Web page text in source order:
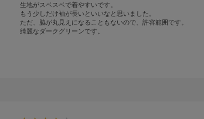
生地がスベスベで着やすいです。
もう少しだけ袖が長いといいなと思いました。
ただ、脇が丸見えになることもないので、許容範囲です。
綺麗なダークグリーンです。